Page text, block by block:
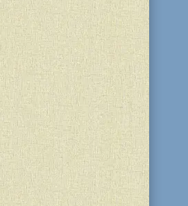
Неужели только в
далекие события
с помощью
молитв и текстов
именно так
Седера. Однако такое
об